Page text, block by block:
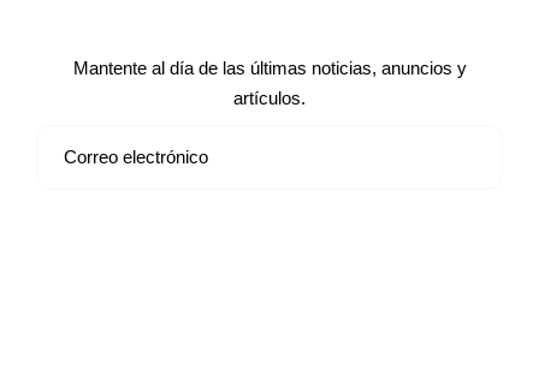
Mantente al día de las últimas noticias, anuncios y
artículos.